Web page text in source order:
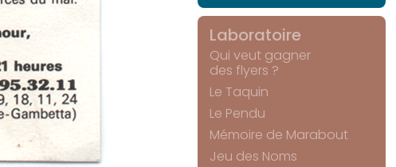
Laboratoire
Qui veut gagner
des flyers ?
Le Taquin
Le Pendu
Mémoire de Marabout
Jeu des Noms